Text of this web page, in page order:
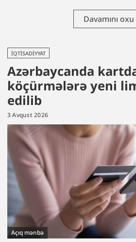
Davamını oxu
İQTISADIYYAT
Azərbaycanda
köçürmələrə yeni
edilib
3 Avqust 2026
Açıq mənbə